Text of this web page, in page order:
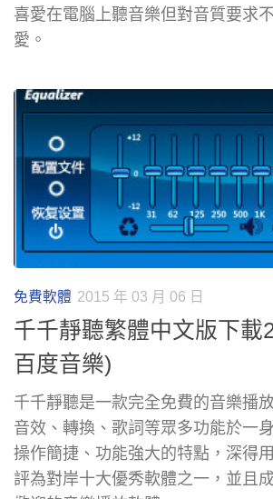
喜愛在電腦上聽音樂但對音質要求
愛。
免費軟體 2015 年 03 月 06 日
千千靜聽繁體中文版下載
百度音樂)
千千靜聽是一款完全免費的音樂播
音效、轉換、歌詞等眾多功能於一
操作簡捷、功能強大的特點，深得
評為對岸十大優秀軟體之一，並且